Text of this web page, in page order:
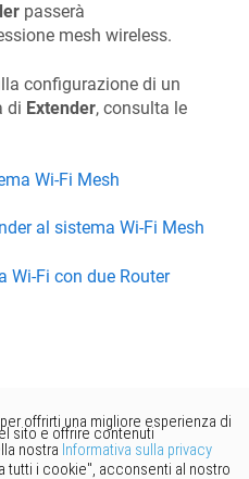
passerà
mesh wireless.
configurazione di un
di Extender, consulta le
Wi-Fi Mesh
al sistema Wi-Fi Mesh
Wi-Fi con due Router
un feedback?
per suggerire